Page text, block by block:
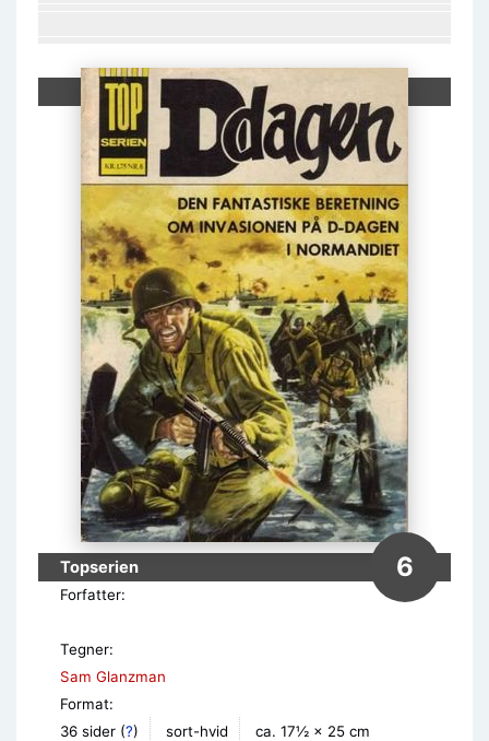
Topserien 6
Forfatter:
Tegner:
Sam Glanzman
Format:
36 sider (?) sort-hvid
ca. 17½ × 25 cm